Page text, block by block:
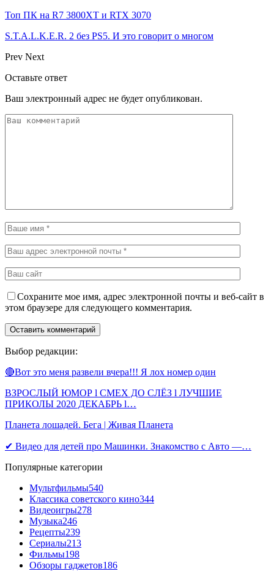
Топ ПК на R7 3800XT и RTX 3070
S.T.A.L.K.E.R. 2 без PS5. И это говорит о многом
Prev Next
Оставьте ответ
Ваш электронный адрес не будет опубликован.
Сохраните мое имя, адрес электронной почты и веб-сайт в
этом браузере для следующего комментария.
Выбор редакции:
🔴Вот это меня развели вчера!!! Я лох номер один
ВЗРОСЛЫЙ ЮМОР l СМЕХ ДО СЛЁЗ l ЛУЧШИЕ
ПРИКОЛЫ 2020 ДЕКАБРЬ l…
Планета лошадей. Бега | Живая Планета
✔ Видео для детей про Машинки. Знакомство с Авто —…
Популярные категории
Мультфильмы540
Классика советского кино344
Видеоигры278
Музыка246
Рецепты239
Сериалы213
Фильмы198
Обзоры гаджетов186